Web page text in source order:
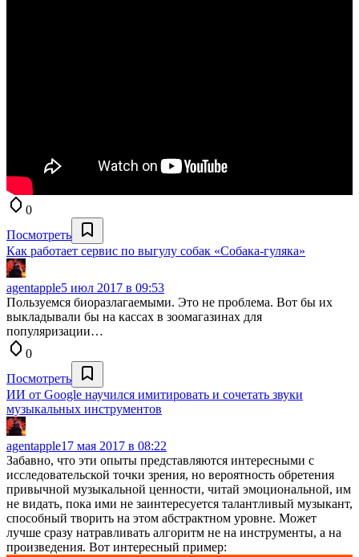
0
Посмотреть
Как работает сервис по выгулу собак «Собака-гуляка»
agentapple5 июл 2017 в 09:53
Пользуемся биоразлагаемыми. Это не проблема. Вот бы их
выкладывали бы на кассах в зоомагазинах для
популяризации…
0
Посмотреть
ИИ от Google научился имитировать и сочетать звуки
музыкальных инструментов
agentapple17 мая 2017 в 08:22
Забавно, что эти опыты представляются интересными с
исследовательской точки зрения, но вероятность обретения
привычной музыкальной ценности, читай эмоциональной, им
не видать, пока ими не заинтересуется талантливый музыкант,
способный творить на этом абстрактном уровне. Может
лучше сразу натравливать алгоритм не на инструменты, а на
произведения. Вот интересный пример: